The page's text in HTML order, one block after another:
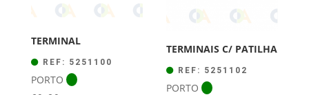
TERMINAL
REF: 5251100
PORTO
TERMINAIS C/ PATILHA
REF: 5251102
PORTO